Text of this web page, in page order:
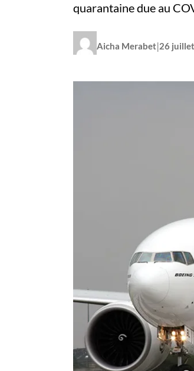
quarantaine due au
Aicha Merabet|26